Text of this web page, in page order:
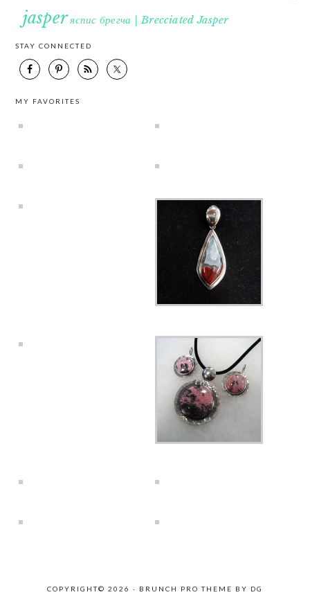
jasperяспис брегча | Brecciated Jasper
STAY CONNECTED
MY FAVORITES
COPYRIGHT© 2026 · BRUNCH PRO THEME BY DG